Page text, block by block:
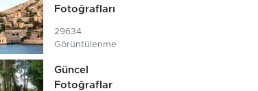
Fotoğrafları
29634
Görüntülenme
Güncel
Fotoğraflar